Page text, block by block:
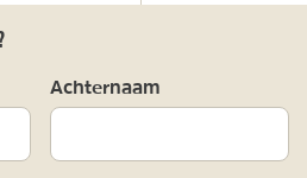
Achternaam